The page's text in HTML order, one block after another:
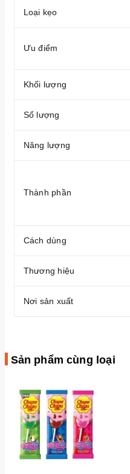
Loại kẹo
Ưu điểm
Khối lượng
Số lượng
Năng lượng
Thành phần
Cách dùng
Thương hiệu
Nơi sản xuất
Sản phẩm cùng loại